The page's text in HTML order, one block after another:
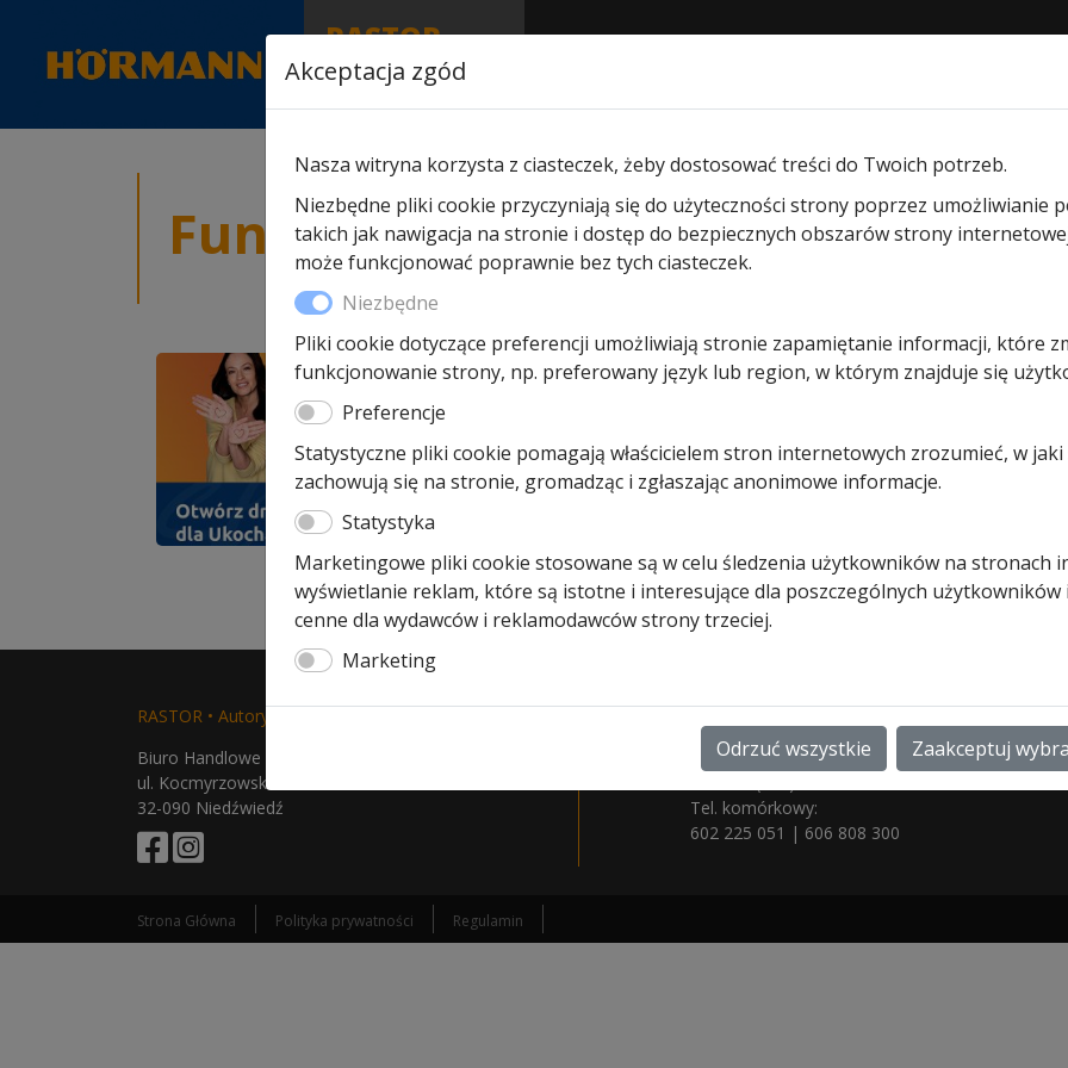
RASTOR
AUTORYZOWANY
PARTNER & SERWIS
Fundacja
Fundacja- 17 czerwca, 2026
Skok do Życia 2026: Kupując bramy i drzwi Hörmann w
Jako Autoryzowany Partner i Serwis Hörmann, salon Rastor z ogromną
inicjatywy charytatywnej. Nasz zespół od lat wierzy, że prowadzenie
wszystkim realna odpowiedzialność społeczna. Właśnie dlatego w tym
bramki, biorąc udział w akcji Skok do […]
RASTOR • Autoryzowany Partner & Serwis Hörmann
Biuro Handlowe i Serwis
ul. Kocmyrzowska 104
32-090 Niedźwiedź
Godziny pracy: 9:00 - 16:00 ( pn - pt )
Tel. komórkowy:
602 225 051 | 606 808 300
Strona Główna Polityka prywatności Regulamin
Akceptacja zgód
Nasza witryna korzysta z ciasteczek, żeby dostosować treści do Twoich potrzeb.
Niezbędne pliki cookie przyczyniają się do użyteczności strony poprzez umożliwianie
takich jak nawigacja na stronie i dostęp do bezpiecznych obszarów strony
może funkcjonować poprawnie bez tych ciasteczek.
Niezbędne
Pliki cookie dotyczące preferencji umożliwiają stronie zapamiętanie informacji, które
funkcjonowanie strony, np. preferowany język lub region, w którym znajduje się
Preferencje
Statystyczne pliki cookie pomagają właścicielem stron internetowych zrozumieć, w
zachowują się na stronie, gromadząc i zgłaszając anonimowe informacje.
Statystyka
Marketingowe pliki cookie stosowane są w celu śledzenia użytkowników na stronach
wyświetlanie reklam, które są istotne i interesujące dla poszczególnych użytkowników
cenne dla wydawców i reklamodawców strony trzeciej.
Marketing
Odrzuć wszystkie Zaakceptuj